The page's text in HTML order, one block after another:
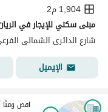
1,904 م2
مبنى سكني للإيجار في
شارع الدائرى الشمالى
الإيميل
اقض وقتًا